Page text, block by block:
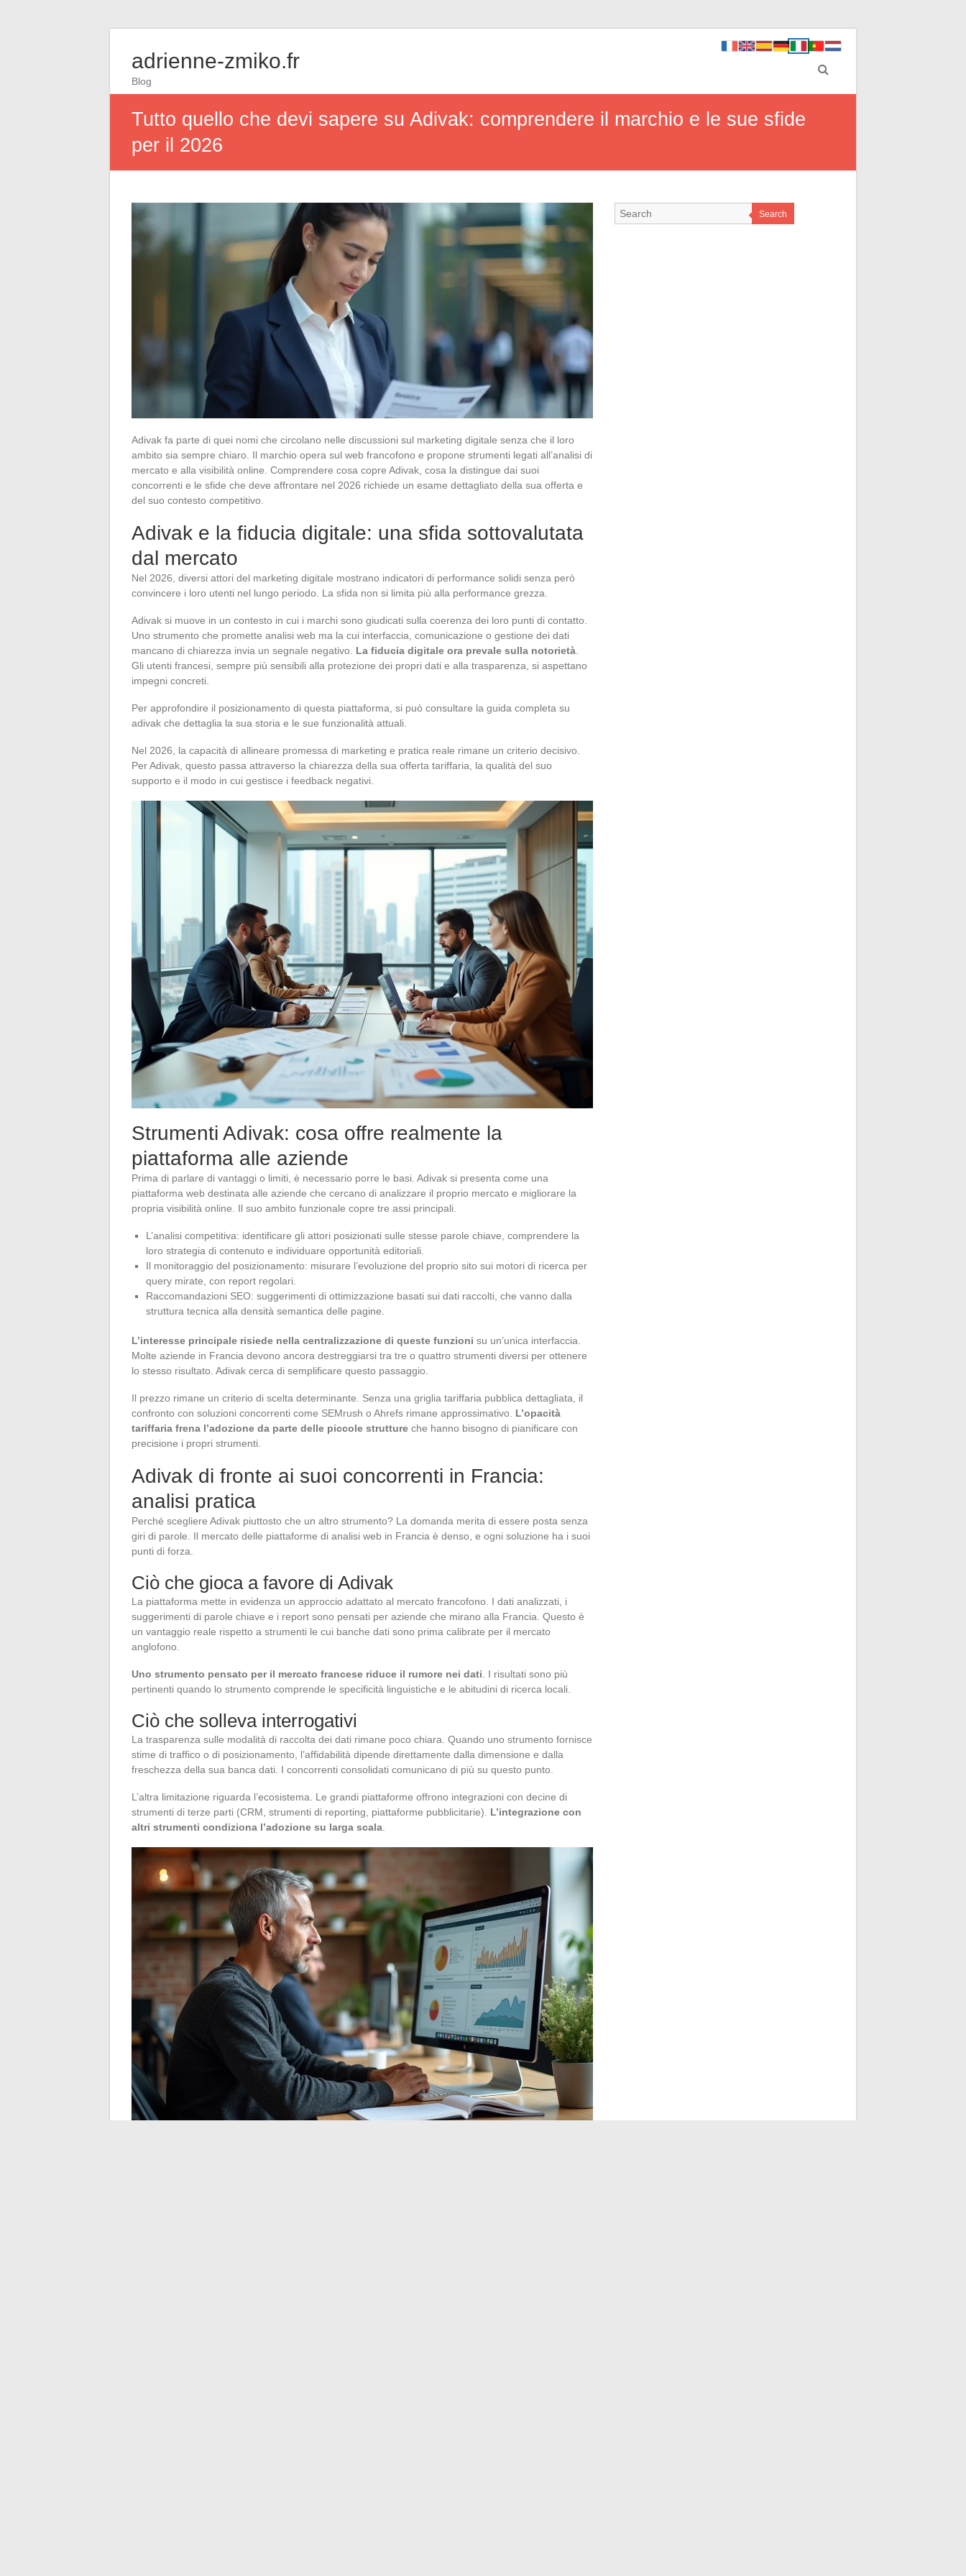
adrienne-zmiko.fr
Blog
Tutto quello che devi sapere su Adivak: comprendere il marchio e le sue sfide
per il 2026
Adivak fa parte di quei nomi che circolano nelle discussioni sul marketing digitale senza che il loro
ambito sia sempre chiaro. Il marchio opera sul web francofono e propone strumenti legati all’analisi di
mercato e alla visibilità online. Comprendere cosa copre Adivak, cosa la distingue dai suoi
concorrenti e le sfide che deve affrontare nel 2026 richiede un esame dettagliato della sua offerta e
del suo contesto competitivo.
Adivak e la fiducia digitale: una sfida sottovalutata
dal mercato
Nel 2026, diversi attori del marketing digitale mostrano indicatori di performance solidi senza però
convincere i loro utenti nel lungo periodo. La sfida non si limita più alla performance grezza.
Adivak si muove in un contesto in cui i marchi sono giudicati sulla coerenza dei loro punti di contatto.
Uno strumento che promette analisi web ma la cui interfaccia, comunicazione o gestione dei dati
mancano di chiarezza invia un segnale negativo. La fiducia digitale ora prevale sulla notorietà
Gli utenti francesi, sempre più sensibili alla protezione dei propri dati e alla trasparenza, si aspettano
impegni concreti.
Per approfondire il posizionamento di questa piattaforma, si può consultare la guida completa su
adivak che dettaglia la sua storia e le sue funzionalità attuali.
Nel 2026, la capacità di allineare promessa di marketing e pratica reale rimane un criterio decisivo.
Per Adivak, questo passa attraverso la chiarezza della sua offerta tariffaria, la qualità del suo
supporto e il modo in cui gestisce i feedback negativi.
Strumenti Adivak: cosa offre realmente la
piattaforma alle aziende
Prima di parlare di vantaggi o limiti, è necessario porre le basi. Adivak si presenta come una
piattaforma web destinata alle aziende che cercano di analizzare il proprio mercato e migliorare la
propria visibilità online. Il suo ambito funzionale copre tre assi principali.
L’analisi competitiva: identificare gli attori posizionati sulle stesse parole chiave, comprendere la
loro strategia di contenuto e individuare opportunità editoriali.
Il monitoraggio del posizionamento: misurare l’evoluzione del proprio sito sui motori di ricerca per
query mirate, con report regolari.
Raccomandazioni SEO: suggerimenti di ottimizzazione basati sui dati raccolti, che vanno dalla
struttura tecnica alla densità semantica delle pagine.
L’interesse principale risiede nella centralizzazione di queste funzioni su un’unica interfaccia.
Molte aziende in Francia devono ancora destreggiarsi tra tre o quattro strumenti diversi per ottenere
lo stesso risultato. Adivak cerca di semplificare questo passaggio.
Il prezzo rimane un criterio di scelta determinante. Senza una griglia tariffaria pubblica dettagliata, il
confronto con soluzioni concorrenti come SEMrush o Ahrefs rimane approssimativo. L’opacità
tariffaria frena l’adozione da parte delle piccole strutture che hanno bisogno di pianificare con
precisione i propri strumenti.
Adivak di fronte ai suoi concorrenti in Francia:
analisi pratica
Perché scegliere Adivak piuttosto che un altro strumento? La domanda merita di essere posta senza
giri di parole. Il mercato delle piattaforme di analisi web in Francia è denso, e ogni soluzione ha i suoi
punti di forza.
Ciò che gioca a favore di Adivak
La piattaforma mette in evidenza un approccio adattato al mercato francofono. I dati analizzati, i
suggerimenti di parole chiave e i report sono pensati per aziende che mirano alla Francia. Questo è
un vantaggio reale rispetto a strumenti le cui banche dati sono prima calibrate per il mercato
anglofono.
Uno strumento pensato per il mercato francese riduce il rumore nei dati . I risultati sono più
pertinenti quando lo strumento comprende le specificità linguistiche e le abitudini di ricerca locali.
Ciò che solleva interrogativi
La trasparenza sulle modalità di raccolta dei dati rimane poco chiara. Quando uno strumento fornisce
stime di traffico o di posizionamento, l’affidabilità dipende direttamente dalla dimensione e dalla
freschezza della sua banca dati. I concorrenti consolidati comunicano di più su questo punto.
L’altra limitazione riguarda l’ecosistema. Le grandi piattaforme offrono integrazioni con decine di
strumenti di terze parti (CRM, strumenti di reporting, piattaforme pubblicitarie). L’integrazione con
altri strumenti condiziona l’adozione su larga scala
Search